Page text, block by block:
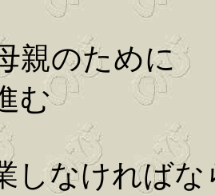
親のために
む
しなければ